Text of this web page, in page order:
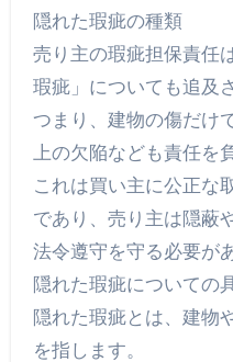
隠れた瑕疵の種類
売り主の瑕疵担保責任
瑕疵」についても追及
つまり、建物の傷だけ
上の欠陥なども責任を
これは買い主に公正な
であり、売り主は隠蔽
法令遵守を守る必要が
隠れた瑕疵についての
隠れた瑕疵とは、建物
を指します。